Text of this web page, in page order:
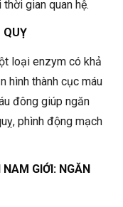
gian quan hệ.
QUỴ
loại enzym có khả
hình thành cục máu
đông giúp ngăn
phình động mạch
GIỚI: NGĂN